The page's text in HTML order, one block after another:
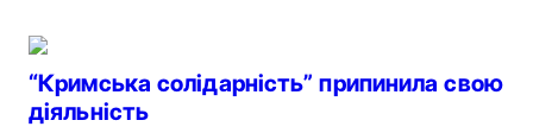
“Кримська солідарність” припинила свою
діяльність